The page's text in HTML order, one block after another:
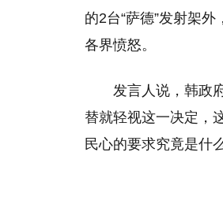
的2台“萨德”发射架
各界愤怒。
发言人说，韩政
替就轻视这一决定，
民心的要求究竟是什